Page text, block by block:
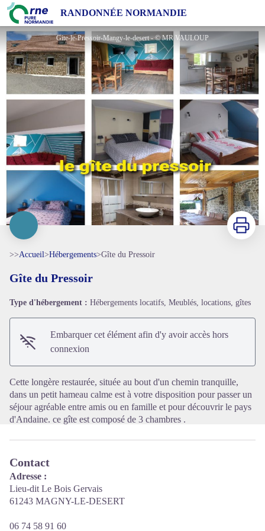
RANDONNÉE NORMANDIE
Gîte du Pressoir
Gite-le-Pressoir-Mangy-le-desert - © MR VAULOUP
Voir l'image en plein écran
Imprimer
>>Accueil>Hébergements>Gîte du Pressoir
Gîte du Pressoir
Type d'hébergement : Hébergements locatifs, Meublés, locations, gîtes
Embarquer cet élément afin d'y avoir accès hors
connexion
Cette longère restaurée, située au bout d'un chemin tranquille,
dans un petit hameau calme est à votre disposition pour passer un
séjour agréable entre amis ou en famille et pour découvrir le pays
d'Andaine. ce gîte est composé de 3 chambres .
Contact
Adresse :
Lieu-dit Le Bois Gervais
61243 MAGNY-LE-DESERT
06 74 58 91 60